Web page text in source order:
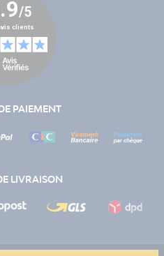
PAIEMENT
LIVRAISON